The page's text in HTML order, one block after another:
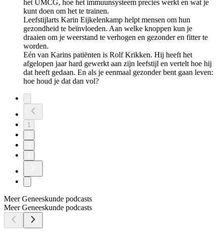
het UMCG, hoe het immuunsysteem precies werkt en wat je
kunt doen om het te trainen.
Leefstijlarts Karin Eijkelenkamp helpt mensen om hun
gezondheid te beïnvloeden. Aan welke knoppen kun je
draaien om je weerstand te verhogen en gezonder en fitter te
worden.
Eén van Karins patiënten is Rolf Krikken. Hij heeft het
afgelopen jaar hard gewerkt aan zijn leefstijl en vertelt hoe hij
dat heeft gedaan. En als je eenmaal gezonder bent gaan leven:
hoe houd je dat dan vol?
1
Meer Geneeskunde podcasts
Meer Geneeskunde podcasts